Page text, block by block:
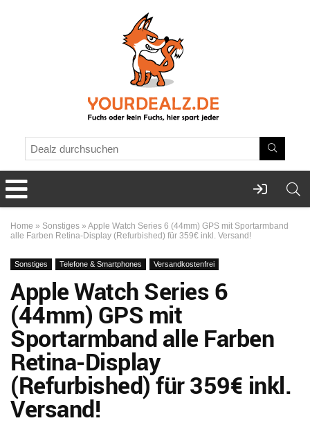
Home » Sonstiges » Apple Watch Series 6 (44mm) GPS mit Sportarmband
alle Farben Retina-Display (Refurbished) für 359€ inkl. Versand!
Sonstiges Telefone & Smartphones Versandkostenfrei
Apple Watch Series 6
(44mm) GPS mit
Sportarmband alle Farben
Retina-Display
(Refurbished) für 359€ inkl.
Versand!